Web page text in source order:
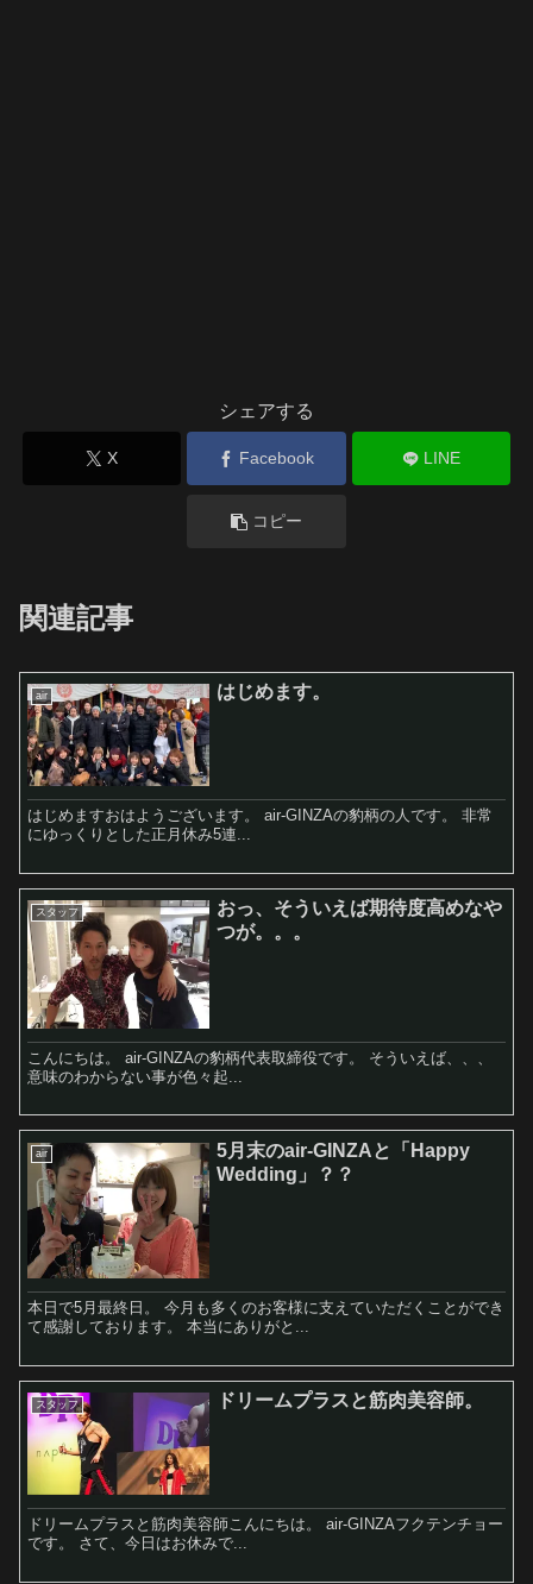
シェアする
X Facebook LINE
コピー
関連記事
air はじめます。
はじめますおはようございます。 air-GINZAの豹柄の人です。 非常
にゆっくりとした正月休み5連...
スタッフ
おっ、そういえば期待度高めなや
つが。。。
こんにちは。 air-GINZAの豹柄代表取締役です。 そういえば、、、
意味のわからない事が色々起...
air
5月末のair-GINZAと「Happy
Wedding」？？
本日で5月最終日。 今月も多くのお客様に支えていただくことができ
て感謝しております。 本当にありがと...
スタッフ ドリームプラスと筋肉美容師。
ドリームプラスと筋肉美容師こんにちは。 air-GINZAフクテンチョー
です。 さて、今日はお休みで...